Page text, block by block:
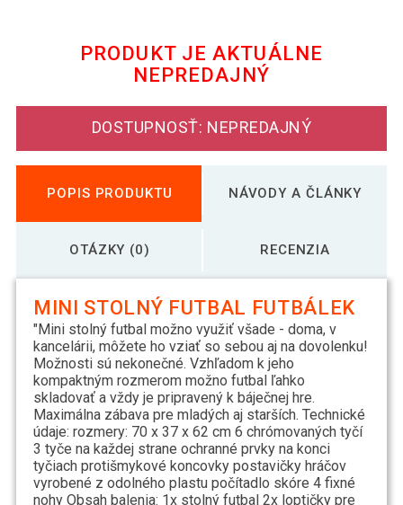
PRODUKT JE AKTUÁLNE
NEPREDAJNÝ
DOSTUPNOSŤ: NEPREDAJNÝ
POPIS PRODUKTU NÁVODY A ČLÁNKY
OTÁZKY (0) RECENZIA
MINI STOLNÝ FUTBAL FUTBÁLEK
"Mini stolný futbal možno využiť všade - doma, v
kancelárii, môžete ho vziať so sebou aj na dovolenku!
Možnosti sú nekonečné. Vzhľadom k jeho
kompaktným rozmerom možno futbal ľahko
skladovať a vždy je pripravený k báječnej hre.
Maximálna zábava pre mladých aj starších. Technické
údaje: rozmery: 70 x 37 x 62 cm 6 chrómovaných tyčí
3 tyče na každej strane ochranné prvky na konci
tyčiach protišmykové koncovky postavičky hráčov
vyrobené z odolného plastu počítadlo skóre 4 fixné
nohy Obsah balenia: 1x stolný futbal 2x loptičky pre